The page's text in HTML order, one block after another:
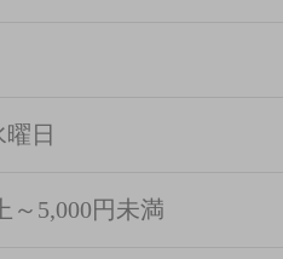
日
～5,000円未満